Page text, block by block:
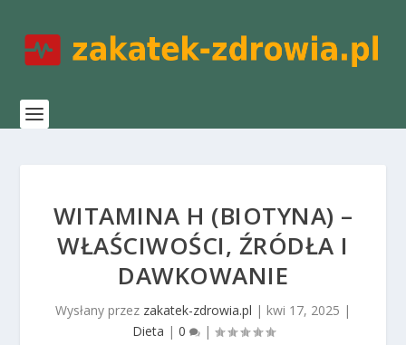
WITAMINA H (BIOTYNA) –
WŁAŚCIWOŚCI, ŹRÓDŁA I
DAWKOWANIE
Wysłany przez zakatek-zdrowia.pl | kwi 17, 2025 |
Dieta | 0 |